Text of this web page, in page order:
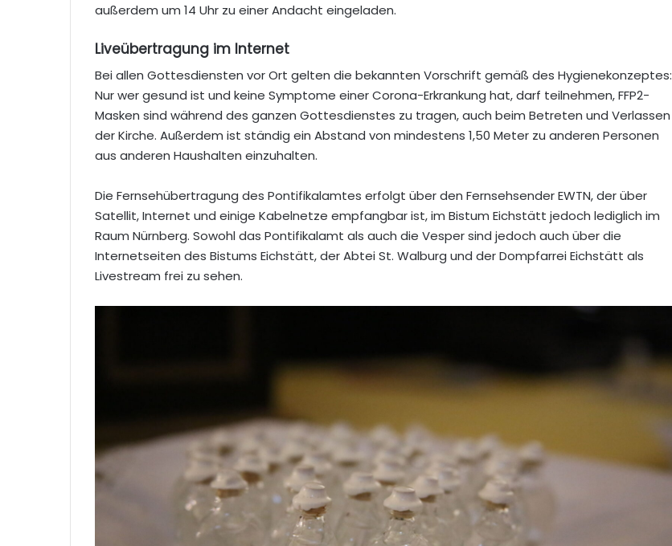
außerdem um 14 Uhr zu einer Andacht eingeladen.
Liveübertragung im Internet
Bei allen Gottesdiensten vor Ort gelten die bekannten Vorschrift gemäß des Hygienekonzeptes:
Nur wer gesund ist und keine Symptome einer Corona-Erkrankung hat, darf teilnehmen, FFP2-
Masken sind während des ganzen Gottesdienstes zu tragen, auch beim Betreten und Verlassen
der Kirche. Außerdem ist ständig ein Abstand von mindestens 1,50 Meter zu anderen Personen
aus anderen Haushalten einzuhalten.
Die Fernsehübertragung des Pontifikalamtes erfolgt über den Fernsehsender EWTN, der über
Satellit, Internet und einige Kabelnetze empfangbar ist, im Bistum Eichstätt jedoch lediglich im
Raum Nürnberg. Sowohl das Pontifikalamt als auch die Vesper sind jedoch auch über die
Internetseiten des Bistums Eichstätt, der Abtei St. Walburg und der Dompfarrei Eichstätt als
Livestream frei zu sehen.